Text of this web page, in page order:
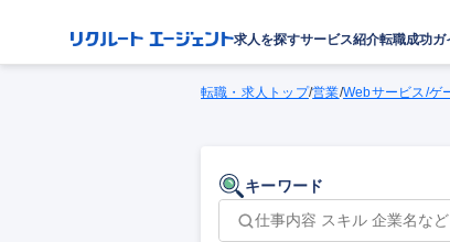
求人を探すサービス紹介転職成功ガ
転職・求人トップ/営業/Webサービス/ゲ
キーワード